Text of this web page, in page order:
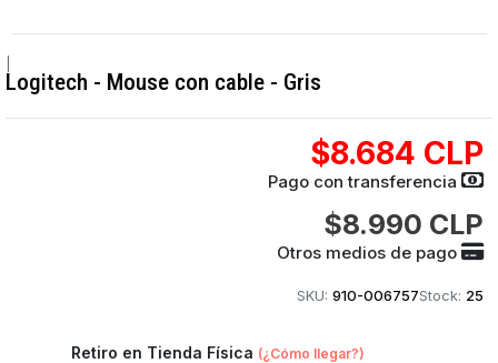
Logitech - Mouse con cable - Gris
$8.684 CLP
Pago con transferencia
$8.990 CLP
Otros medios de pago
SKU: 910-006757Stock: 25
Retiro en Tienda Física (¿Cómo llegar?)